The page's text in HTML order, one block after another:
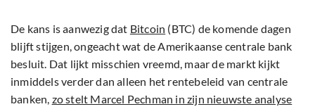
De kans is aanwezig dat Bitcoin (BTC) de komende dagen
blijft stijgen, ongeacht wat de Amerikaanse centrale bank
besluit. Dat lijkt misschien vreemd, maar de markt kijkt
inmiddels verder dan alleen het rentebeleid van centrale
banken, zo stelt Marcel Pechman in zijn nieuwste analyse